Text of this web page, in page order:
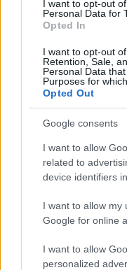
I want to opt-out
Personal Data for
Opted In
I want to opt-out
Retention, Sale,
Personal Data
Purposes for
Opted Out
Google consents
I want to allow
related to
device identifiers
I want to allow my
Google for online
I want to allow
personalized
Marta Ruiz · 5 Ago 2026
La Reserva Federal
por parte de Banco
Marta Ruiz · 5 Ago 2026